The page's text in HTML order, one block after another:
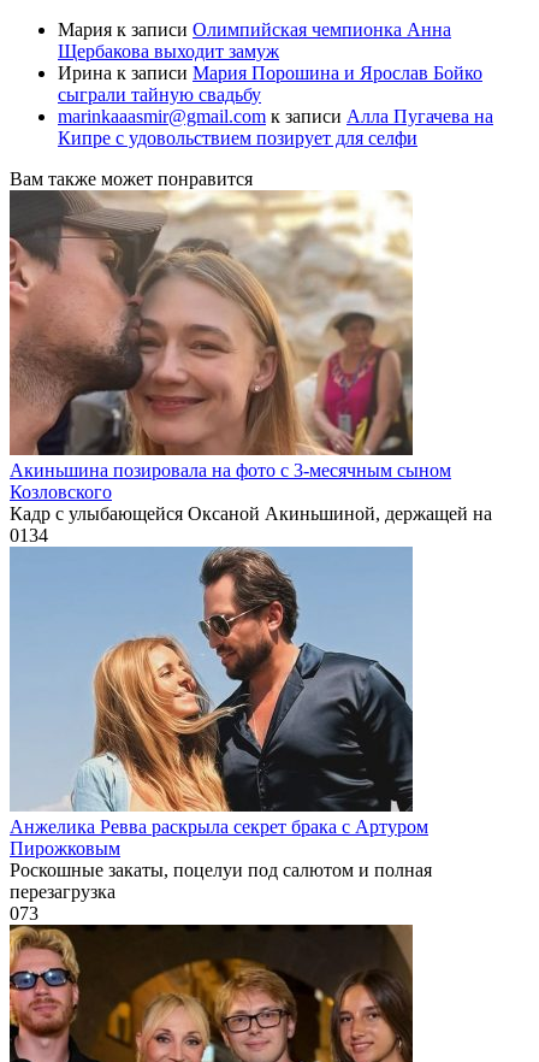
Мария к записи Олимпийская чемпионка Анна
Щербакова выходит замуж
Ирина к записи Мария Порошина и Ярослав Бойко
сыграли тайную свадьбу
marinkaaasmir@gmail.com к записи Алла Пугачева на
Кипре с удовольствием позирует для селфи
Вам также может понравится
Акиньшина позировала на фото с 3-месячным сыном
Козловского
Кадр с улыбающейся Оксаной Акиньшиной, держащей на
0134
Анжелика Ревва раскрыла секрет брака с Артуром
Пирожковым
Роскошные закаты, поцелуи под салютом и полная
перезагрузка
073